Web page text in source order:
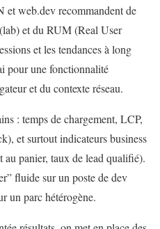
et web.dev recommandent de
et du RUM (Real User
et les tendances à long
pour une fonctionnalité
et du contexte réseau.
: temps de chargement, LCP,
et surtout indicateurs business
au panier, taux de lead qualifié).
fluide sur un poste de dev
un parc hétérogène.